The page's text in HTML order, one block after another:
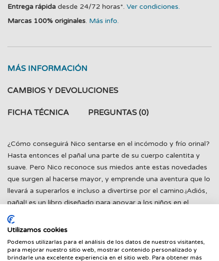
Entrega rápida desde 24/72 horas*. Ver condiciones.
Marcas 100% originales. Más info.
MÁS INFORMACIÓN
CAMBIOS Y DEVOLUCIONES
FICHA TÉCNICA PREGUNTAS (0)
¿Cómo conseguirá Nico sentarse en el incómodo y frío orinal?
Hasta entonces el pañal una parte de su cuerpo calentita y
suave. Pero Nico reconoce sus miedos ante estas novedades
que surgen al hacerse mayor, y emprende una aventura que lo
llevará a superarlos e incluso a divertirse por el camino.¡Adiós,
pañal! es un libro diseñado para apoyar a los niños en el
momento en que se enfrentan a uno de los primeros
obstáculos de su corta existencia: ¡prescindir del pañal! Nico,
pueden identificarse. ¡Desliza el dedo y descubre esta historia!
Utilizamos cookies
Podemos utilizarlas para el análisis de los datos de nuestros visitantes,
para mejorar nuestro sitio web, mostrar contenido personalizado y
brindarle una excelente experiencia en el sitio web. Para obtener más